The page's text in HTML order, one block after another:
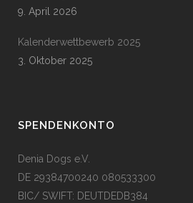
9. April 2026
Kalenderwettbewerb 2025
3. Oktober 2025
SPENDENKONTO
Denia Dogs e.V.
DE 29384700240 080533300
BIC/ SWIFT: DEUTDEDB384